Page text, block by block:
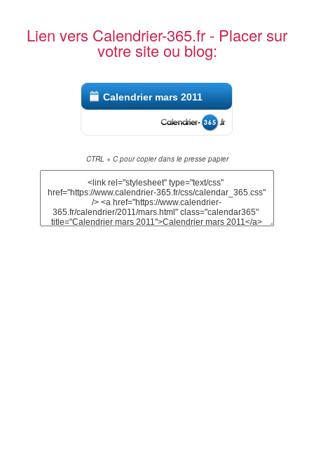
Lien vers Calendrier-365.fr - Placer sur
votre site ou blog:
Calendrier mars 2011
CTRL + C pour copier dans le presse papier